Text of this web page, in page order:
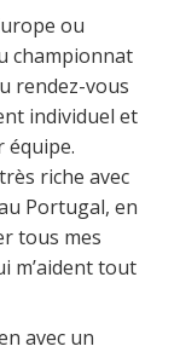
ou
championnat
rendez-vous
individuel et
équipe.
riche avec
Portugal, en
tous mes
m’aident tout
avec un